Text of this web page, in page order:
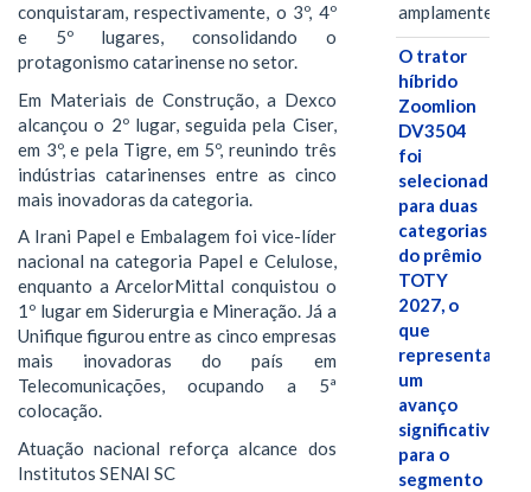
conquistaram, respectivamente, o 3º, 4º
e 5º lugares, consolidando o
protagonismo catarinense no setor.
Em Materiais de Construção, a Dexco
alcançou o 2º lugar, seguida pela Ciser,
em 3º, e pela Tigre, em 5º, reunindo três
indústrias catarinenses entre as cinco
mais inovadoras da categoria.
A Irani Papel e Embalagem foi vice-líder
nacional na categoria Papel e Celulose,
enquanto a ArcelorMittal conquistou o
1º lugar em Siderurgia e Mineração. Já a
Unifique figurou entre as cinco empresas
mais inovadoras do país em
Telecomunicações, ocupando a 5ª
colocação.
Atuação nacional reforça alcance dos
Institutos SENAI SC
amplamente…
O trator
híbrido
Zoomlion
DV3504
foi
selecionado
para duas
categorias
do prêmio
TOTY
2027, o
que
representa
um
avanço
significativo
para o
segmento